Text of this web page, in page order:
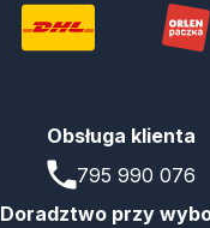
Obsługa klienta
795 990 076
Doradztwo przy